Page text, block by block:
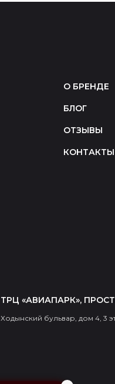
О БРЕНДЕ
БЛОГ
ОТЗЫВЫ
КОНТАКТЫ
Ходынский бульвар, дом 4, 3
ТРЦ «АВИАПАРК»,